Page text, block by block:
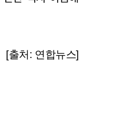
[출처: 연합뉴스]